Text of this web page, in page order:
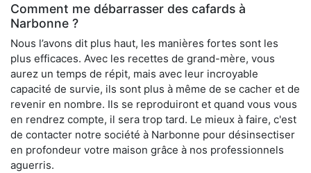
Comment me débarrasser des cafards à
Narbonne ?
Nous l’avons dit plus haut, les manières fortes sont les
plus efficaces. Avec les recettes de grand-mère, vous
aurez un temps de répit, mais avec leur incroyable
capacité de survie, ils sont plus à même de se cacher et de
revenir en nombre. Ils se reproduiront et quand vous vous
en rendrez compte, il sera trop tard. Le mieux à faire, c'est
de contacter notre société à Narbonne pour désinsectiser
en profondeur votre maison grâce à nos professionnels
aguerris.